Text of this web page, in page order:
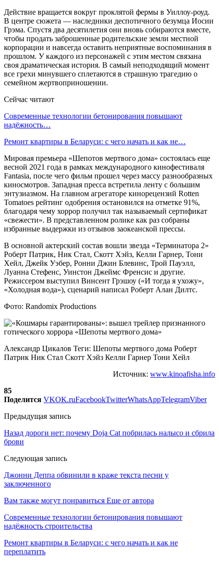
Действие вращается вокруг проклятой фермы в Уиллоу-роуд.
В центре сюжета — наследники деспотичного безумца Иосии
Грэма. Спустя два десятилетия они вновь собираются вместе,
чтобы продать заброшенные родительские земли местной
корпорации и навсегда оставить неприятные воспоминания в
прошлом. У каждого из персонажей с этим местом связана
своя драматическая история. В самый неподходящий момент
все грехи минувшего сплетаются в страшную трагедию о
семейном жертвоприношении.
Сейчас читают
Современные технологии бетонирования повышают
надёжность…
Ремонт квартиры в Беларуси: с чего начать и как не…
Мировая премьера «Шепотов мертвого дома» состоялась еще
весной 2021 года в рамках международного кинофестиваля
Fantasia, после чего фильм прошел через массу разнообразных
киносмотров. Западная пресса встретила ленту с большим
энтузиазмом. На главном агрегаторе кинорецензий Rotten
Tomatoes рейтинг одобрения остановился на отметке 91%,
благодаря чему хоррор получил так называемый сертификат
«свежести». В представленном ролике как раз собраны
избранные выдержки из отзывов заокеанской прессы.
В основной актерский состав вошли звезда «Терминатора 2»
Роберт Патрик, Ник Стал, Скотт Хэйз, Келли Гарнер, Тони
Хейл, Джейк Уэбер, Ронни Джин Блевинс, Трой Пауэлл,
Луанна Стефенс, Уинстон Джеймс Френсис и другие.
Режиссером выступил Винсент Грэшоу («И тогда я ухожу»,
«Холодная вода»), сценарий написал Роберт Алан Дилтс.
Фото: Randomix Productions
Александр Цикалов Теги: Шепоты мертвого дома Роберт
Патрик Ник Стал Скотт Хэйз Келли Гарнер Тони Хейл
Источник: www.kinoafisha.info
85
Поделится VKOK.ruFacebookTwitterWhatsAppTelegramViber
Предыдущая запись
Назад дороги нет: почему Doja Cat побрилась налысо и сбрила
брови
Следующая запись
Джонни Деппа обвинили в краже текста песни у
заключенного
Вам также могут понравиться Еще от автора
Современные технологии бетонирования повышают
надёжность строительства
Ремонт квартиры в Беларуси: с чего начать и как не
переплатить